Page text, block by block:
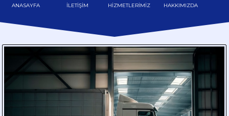
TAŞIMA
HAMMADDE
TAŞIMA
ANASAYFA İLETİŞİM HİZMETLERİMİZ HAKKIMIZDA